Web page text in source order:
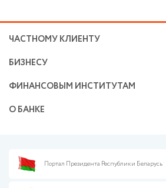
ЧАСТНОМУ КЛИЕНТУ
Валютно-обменные операции
Cбережения и инвестиции
Возможности карточек
БИЗНЕСУ
Расчетно-кассовое обслуживание
Размещение средств
Кредитование с Банком развития
Корпоративные карты
Документарные операции
ФИНАНСОВЫМ ИНСТИТУТАМ
Открытие и ведение корреспондентских счетов
Банкнотные операции
Информация для партнеров
О БАНКЕ
Финансовая грамотность
Портал Президента Республики Беларусь